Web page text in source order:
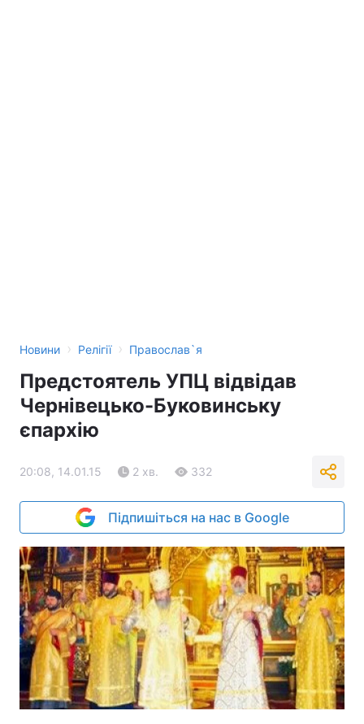
Новини › Релігії › Православ`я
Предстоятель УПЦ відвідав
Чернівецько-Буковинську
єпархію
20:08, 14.01.15 2 хв. 332
Підпишіться на нас в Google